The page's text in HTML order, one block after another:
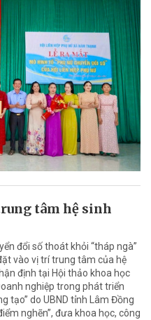
tâm hệ sinh
đổi số thoát khỏi “tháp ngà”
vào vị trí trung tâm của hệ
định tại Hội thảo khoa học
nghiệp trong phát triển
tạo” do UBND tỉnh Lâm Đồng
nghẽn”, đưa khoa học, công